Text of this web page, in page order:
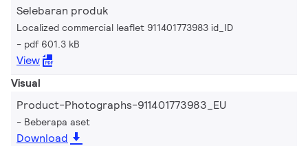
Selebaran produk
Localized commercial leaflet 911401773983 id_ID
pdf 601.3 kB
View
Visual
Product-Photographs-911401773983_EU
Beberapa aset
Download